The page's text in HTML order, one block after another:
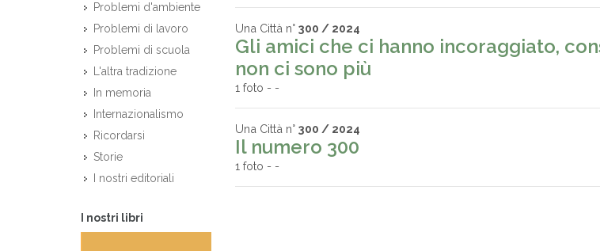
Problemi d'ambiente
Problemi di lavoro
Problemi di scuola
L'altra tradizione
In memoria
Internazionalismo
Ricordarsi
Storie
I nostri editoriali
I nostri libri
Una Città n° 300 / 2024
Gli amici che ci hanno incoraggiato,
non ci sono più
1 foto - -
Una Città n° 300 / 2024
Il numero 300
1 foto - -